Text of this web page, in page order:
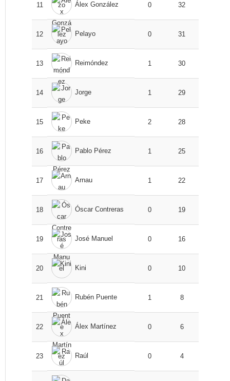
11 Álex González 0 32
12 Pelayo 0 31
13 Reimóndez 1 30
14 Jorge 1 29
15 Peke 2 28
16 Pablo Pérez 1 25
17 Arnau 1 22
18 Óscar Contreras 0 19
19 José Manuel 0 16
20 Kini 0 10
21 Rubén Puente 1 8
22 Álex Martínez 0 6
23 Raúl 0 4